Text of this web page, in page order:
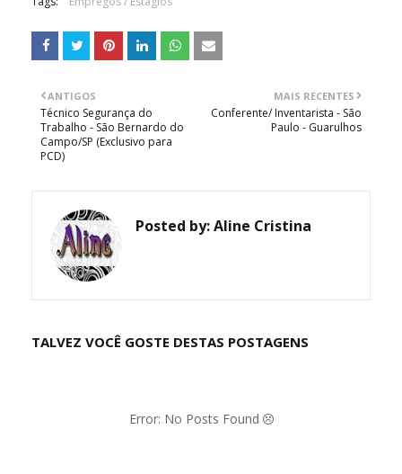
MAIS RECENTES
Conferente/ Inventarista - São
Paulo - Guarulhos
ANTIGOS
Técnico Segurança do
Trabalho - São Bernardo do
Campo/SP (Exclusivo para
PCD)
Posted by:Aline Cristina
TALVEZ VOCÊ GOSTE DESTAS POSTAGENS
Error: No Posts Found